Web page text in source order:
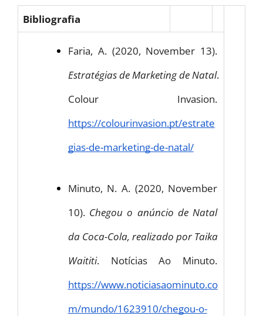
Bibliografia
Estratégias de Marketing de Natal.
https://colourinvasion.pt/estrate
gias-de-marketing-de-natal/
Minuto, N. A. (2020, November
10). Chegou o anúncio de Natal
da Coca-Cola, realizado por Taika
Waititi
https://www.noticiasaominuto.co
m/mundo/1623910/chegou-o-